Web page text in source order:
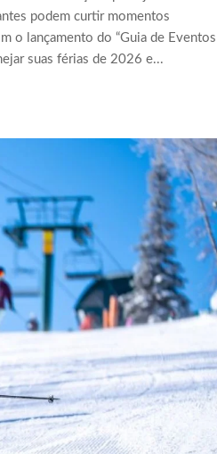
podem curtir momentos
o lançamento do “Guia de Eventos
suas férias de 2026 e...